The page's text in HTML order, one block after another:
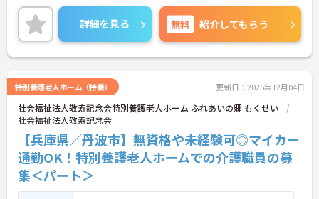
詳細を見る 無料 紹介してもらう
特別養護老人ホーム（特養） 更新日：2025年12月04日
社会福祉法人敬寿記念会特別養護老人ホーム ふれあいの郷 もくせい
社会福祉法人敬寿記念会
【兵庫県／丹波市】無資格や未経験可◎マイカー
通勤OK！特別養護老人ホームでの介護職員の募
集＜パート＞